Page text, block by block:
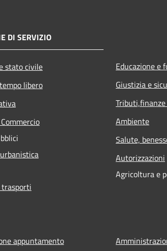
DI SERVIZIO
stato civile
libero
Educazione e
Giustizia e
Ambiente
Salute,
Autorizzazioni
Agricoltura e
appuntamento